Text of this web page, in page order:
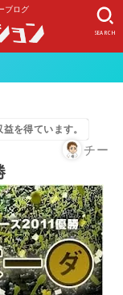
ブログ
SEARCH
を得ています。
チー